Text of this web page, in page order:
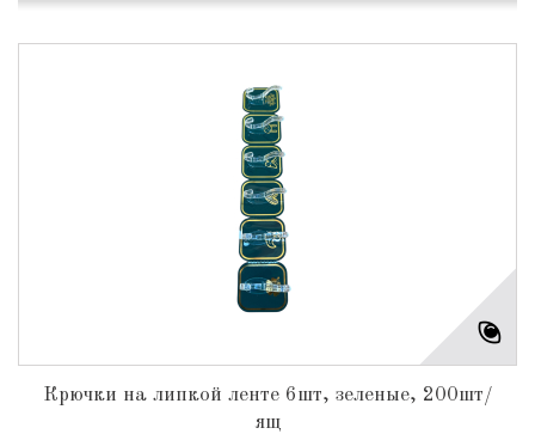
Крючки на липкой ленте 6шт, зеленые, 200шт/
ящ